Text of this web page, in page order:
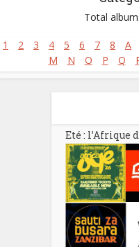
Total
1 2 3 4 5 6 7 8 A
M
N O P Q
Eté : l’Afrique